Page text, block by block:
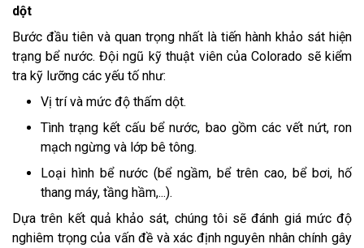
dột
Bước đầu tiên và quan trọng nhất là tiến hành khảo sát hiện
trạng bể nước. Đội ngũ kỹ thuật viên của Colorado sẽ kiểm
tra kỹ lưỡng các yếu tố như:
Vị trí và mức độ thấm dột.
Tình trạng kết cấu bể nước, bao gồm các vết nứt, ron
mạch ngừng và lớp bê tông.
Loại hình bể nước (bể ngầm, bể trên cao, bể bơi, hố
thang máy, tầng hầm,...).
Dựa trên kết quả khảo sát, chúng tôi sẽ đánh giá mức độ
nghiêm trọng của vấn đề và xác định nguyên nhân chính gây